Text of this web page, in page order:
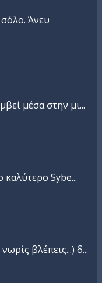
Άνευ
μέσα στην μι...
καλύτερο Sybe...
βλέπεις...) δ...